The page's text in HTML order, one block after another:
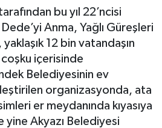
bu yıl 22’ncisi
Anma, Yağlı Güreşleri
12 bin vatandaşın
coşku içerisinde
Belediyesinin ev
organizasyonda, ata
er meydanında kıyasıya
Akyazı Belediyesi